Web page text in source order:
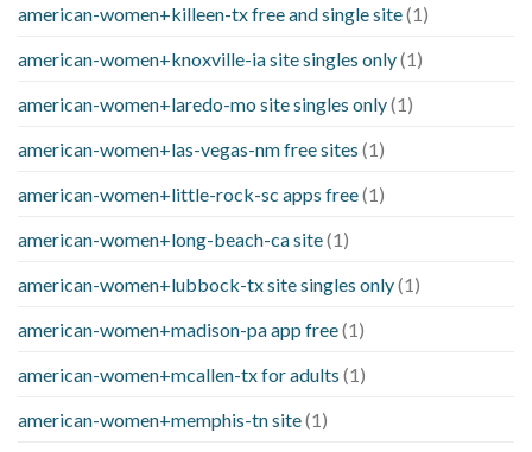
american-women+killeen-tx free and single site(1)
american-women+knoxville-ia site singles only(1)
american-women+laredo-mo site singles only(1)
american-women+las-vegas-nm free sites (1)
american-women+little-rock-sc apps free(1)
american-women+long-beach-ca site(1)
american-women+lubbock-tx site singles only(1)
american-women+madison-pa app free(1)
american-women+mcallen-tx for adults (1)
american-women+memphis-tn site(1)